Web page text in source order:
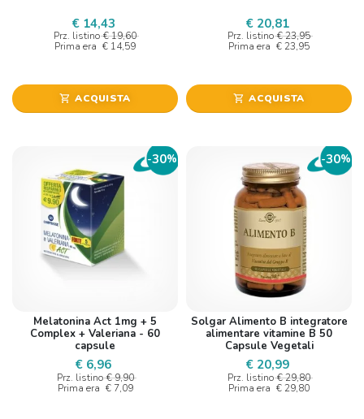
€ 14,43
Prz. listino € 19,60
Prima era € 14,59
shopping_cart ACQUISTA
€ 20,81
Prz. listino € 23,95
Prima era € 23,95
shopping_cart ACQUISTA
-30%
Melatonina Act 1mg + 5
Complex + Valeriana - 60
capsule
€ 6,96
Prz. listino € 9,90
Prima era € 7,09
-30%
Solgar Alimento B integratore
alimentare vitamine B 50
Capsule Vegetali
€ 20,99
Prz. listino € 29,80
Prima era € 29,80